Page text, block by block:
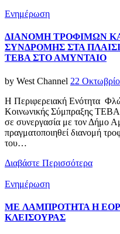
Categories
Ενημέρωση
ΔΙΑΝΟΜΗ ΤΡΟΦΙΜΩΝ
ΣΥΝΔΡΟΜΗΣ ΣΤΑ
ΤΕΒΑ ΣΤΟ ΑΜΥΝΤΑΙΟ
by West Channel Posted
22
Η Περιφερειακή Ενότητα
Κοινωνικής Σύμπραξης ΤΕΒΑ
σε συνεργασία με τον Δήμο
πραγματοποιηθεί διανομή
του…
Διαβάστε Περισσότερα
Categories
Ενημέρωση
ME ΛΑΜΠΡΟΤΗΤΑ Η
ΚΛΕΙΣΟΥΡΑΣ